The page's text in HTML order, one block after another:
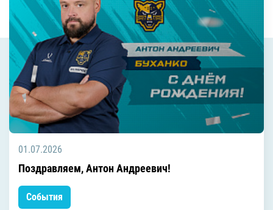
01.07.2026
Поздравляем, Антон Андреевич!
События